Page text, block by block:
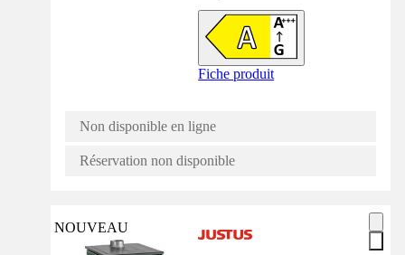
Fiche produit
Non disponible en ligne
Réservation non disponible
NOUVEAU